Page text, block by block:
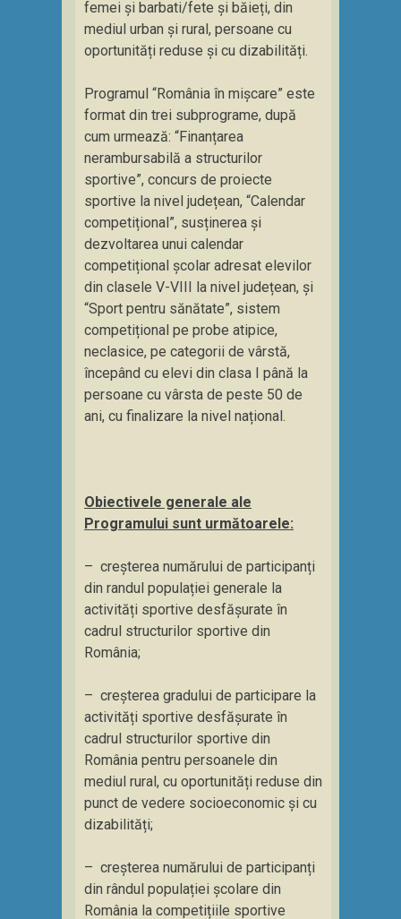
femei și barbati/fete și băieți, din
mediul urban și rural, persoane cu
oportunități reduse și cu dizabilități.
Programul “România în mișcare” este
format din trei subprograme, după
cum urmează: “Finanțarea
nerambursabilă a structurilor
sportive”, concurs de proiecte
sportive la nivel județean, “Calendar
competițional”, susținerea și
dezvoltarea unui calendar
competițional școlar adresat elevilor
din clasele V-VIII la nivel județean, și
“Sport pentru sănătate”, sistem
competițional pe probe atipice,
neclasice, pe categorii de vârstă,
începând cu elevi din clasa I până la
persoane cu vârsta de peste 50 de
ani, cu finalizare la nivel național.
Obiectivele generale ale
Programului sunt următoarele:
– creșterea numărului de participanți
din randul populației generale la
activități sportive desfășurate în
cadrul structurilor sportive din
România;
– creșterea gradului de participare la
activități sportive desfășurate în
cadrul structurilor sportive din
România pentru persoanele din
mediul rural, cu oportunități reduse din
punct de vedere socioeconomic și cu
dizabilități;
– creșterea numărului de participanți
din rândul populației școlare din
România la competițiile sportive